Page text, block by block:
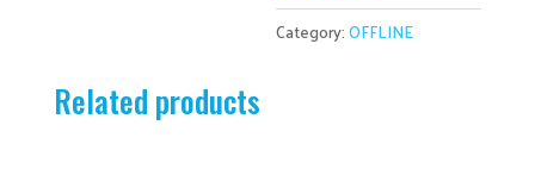
Category:OFFLINE
Related products